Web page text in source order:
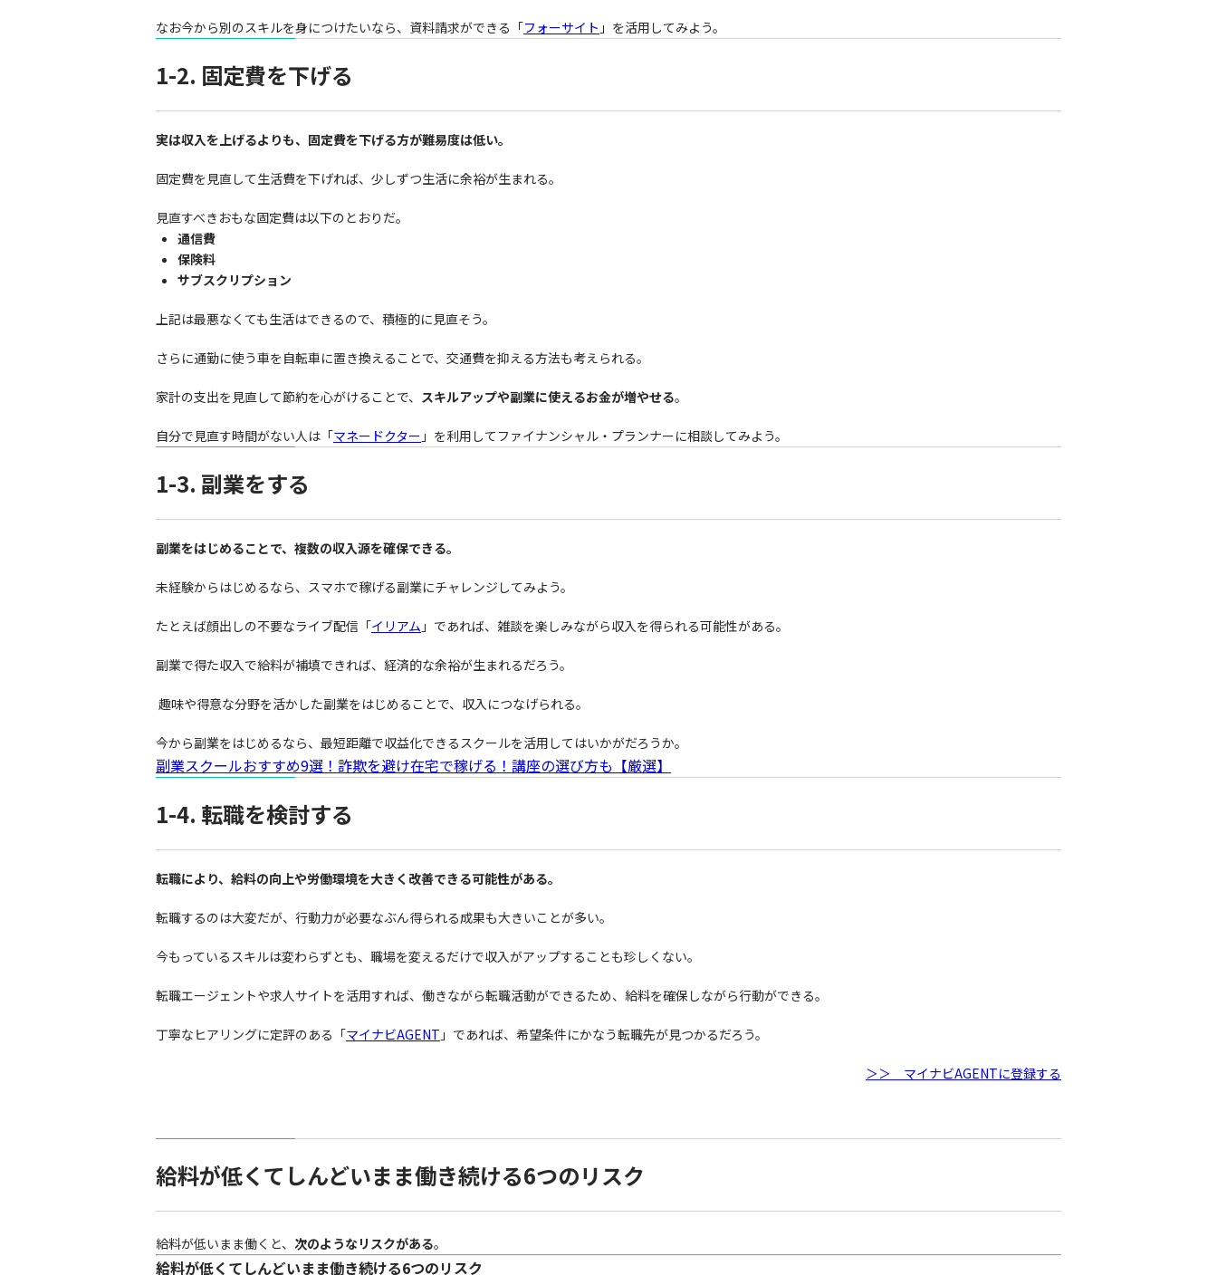
なお今から別のスキルを身につけたいなら、資料請求ができる「フォーサイト 」を活用してみよう。
1-2. 固定費を下げる
実は収入を上げるよりも、固定費を下げる方が難易度は低い。
固定費を見直して生活費を下げれば、少しずつ生活に余裕が生まれる。
見直すべきおもな固定費は以下のとおりだ。
通信費
保険料
サブスクリプション
上記は最悪なくても生活はできるので、積極的に見直そう。
さらに通勤に使う車を自転車に置き換えることで、交通費を抑える方法も考えられる。
家計の支出を見直して節約を心がけることで、 スキルアップや副業に使えるお金が増やせる。
自分で見直す時間がない人は「マネードクター 」を利用してファイナンシャル・プランナーに相談してみよう。
1-3. 副業をする
副業をはじめることで、複数の収入源を確保できる。
未経験からはじめるなら、スマホで稼げる副業にチャレンジしてみよう。
たとえば顔出しの不要なライブ配信「イリアム 」であれば、雑談を楽しみながら収入を得られる可能性がある。
副業で得た収入で給料が補填できれば、経済的な余裕が生まれるだろう。
趣味や得意な分野を活かした副業をはじめることで、収入につなげられる。
今から副業をはじめるなら、最短距離で収益化できるスクールを活用してはいかがだろうか。
副業スクールおすすめ9選！詐欺を避け在宅で稼げる！講座の選び方も【厳選】
1-4. 転職を検討する
転職により、給料の向上や労働環境を大きく改善できる可能性がある。
転職するのは大変だが、行動力が必要なぶん得られる成果も大きいことが多い。
今もっているスキルは変わらずとも、職場を変えるだけで収入がアップすることも珍しくない。
転職エージェントや求人サイトを活用すれば、働きながら転職活動ができるため、給料を確保しながら行動ができる。
丁寧なヒアリングに定評のある「マイナビAGENT 」であれば、希望条件にかなう転職先が見つかるだろう。
＞＞ マイナビAGENTに登録する
給料が低くてしんどいまま働き続ける6つのリスク
給料が低いまま働くと、 次のようなリスクがある。
給料が低くてしんどいまま働き続ける6つのリスク